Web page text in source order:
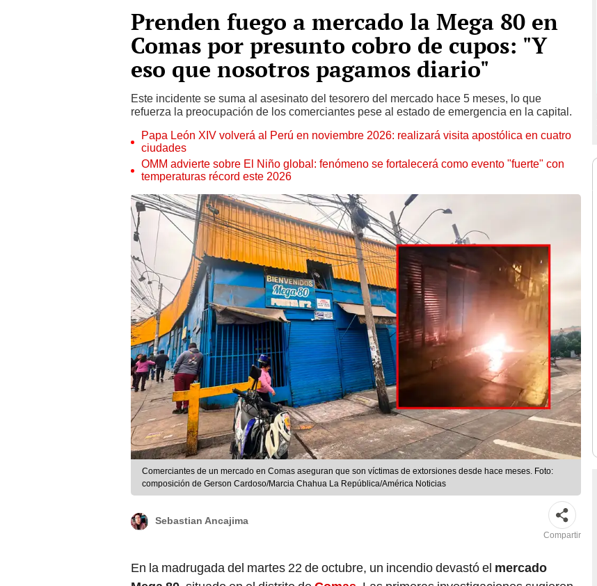
Prenden fuego a mercado la Mega 80 en
Comas por presunto cobro de cupos: "Y
eso que nosotros pagamos diario"
Este incidente se suma al asesinato del tesorero del mercado hace 5 meses, lo que
refuerza la preocupación de los comerciantes pese al estado de emergencia en la capital.
Papa León XIV volverá al Perú en noviembre 2026: realizará visita apostólica en cuatro
ciudades
OMM advierte sobre El Niño global: fenómeno se fortalecerá como evento "fuerte" con
temperaturas récord este 2026
Comerciantes de un mercado en Comas aseguran que son víctimas de extorsiones desde hace meses. Foto:
composición de Gerson Cardoso/Marcia Chahua La República/América Noticias
Sebastian Ancajima
Compartir
En la madrugada del martes 22 de octubre, un incendio devastó el mercado